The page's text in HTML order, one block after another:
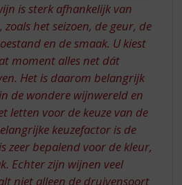
is sterk afhankelijk van
het seizoen, de geur, de
en de smaak. U kiest
moment alles net dát
Het is daarom belangrijk
de wondere wijnwereld en
letten voor de keuze van de
keuzefactor is de
zeer bepalend voor de kleur,
Echter zijn wijnen veel
niet alleen de druivensoort